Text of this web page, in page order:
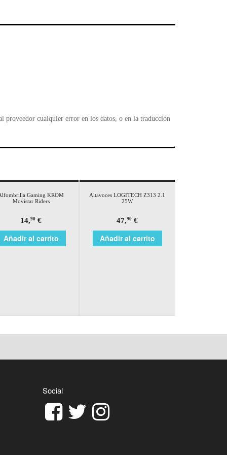
proveedor cualquier error en los datos, o en la traducción
Gaming KROM
Movistar Riders
14,90 €
Añadir al carrito
Altavoces LOGITECH Z313 2.1
25W
47,90 €
Añadir al carrito
Social